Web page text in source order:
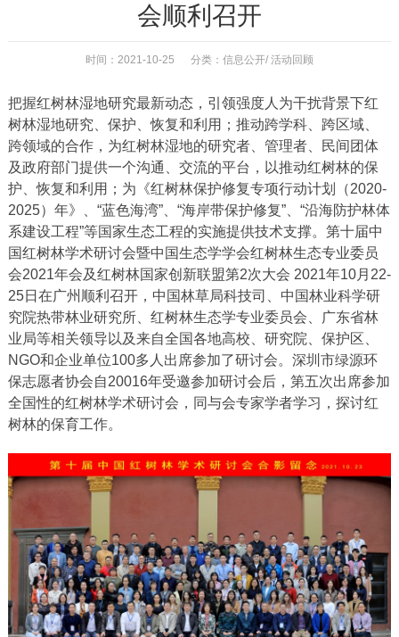
会顺利召开
时间：2021-10-25 分类： 信息公开/ 活动回顾
把握红树林湿地研究最新动态，引领强度人为干扰背景下红
树林湿地研究、保护、恢复和利用；推动跨学科、跨区域、
跨领域的合作，为红树林湿地的研究者、管理者、民间团体
及政府部门提供一个沟通、交流的平台，以推动红树林的保
护、恢复和利用；为《红树林保护修复专项行动计划（2020-
2025）年》、“蓝色海湾”、“海岸带保护修复”、“沿海防护林体
系建设工程”等国家生态工程的实施提供技术支撑。第十届中
国红树林学术研讨会暨中国生态学学会红树林生态专业委员
会2021年会及红树林国家创新联盟第2次大会 2021年10月22-
25日在广州顺利召开，中国林草局科技司、中国林业科学研
究院热带林业研究所、红树林生态学专业委员会、广东省林
业局等相关领导以及来自全国各地高校、研究院、保护区、
NGO和企业单位100多人出席参加了研讨会。深圳市绿源环
保志愿者协会自20016年受邀参加研讨会后，第五次出席参加
全国性的红树林学术研讨会，同与会专家学者学习，探讨红
树林的保育工作。